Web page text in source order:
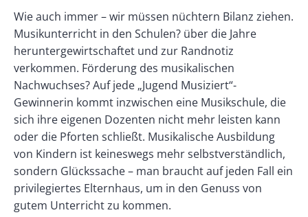
Wie auch immer – wir müssen nüchtern Bilanz ziehen.
Musikunterricht in den Schulen? über die Jahre
heruntergewirtschaftet und zur Randnotiz
verkommen. Förderung des musikalischen
Nachwuchses? Auf jede „Jugend Musiziert“-
Gewinnerin kommt inzwischen eine Musikschule, die
sich ihre eigenen Dozenten nicht mehr leisten kann
oder die Pforten schließt. Musikalische Ausbildung
von Kindern ist keineswegs mehr selbstverständlich,
sondern Glückssache – man braucht auf jeden Fall ein
privilegiertes Elternhaus, um in den Genuss von
gutem Unterricht zu kommen.